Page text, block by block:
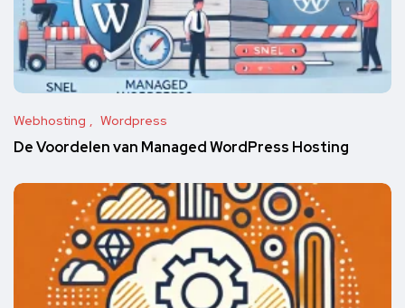
Webhosting Wordpress
De Voordelen van Managed WordPress Hosting